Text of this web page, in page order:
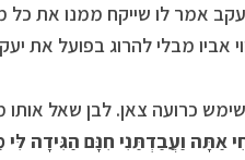
אמר לו שייקח ממנו את כל
אביו מבלי להרוג בפועל את
שימש כרועה צאן. לבן שאל
אַתָּה וַעֲבַדְתַּנִי חִנָּם הַגִּידָה